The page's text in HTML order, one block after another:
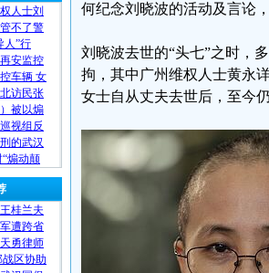
人士刘
不了警
人”行
安监控
车辆 女
访民张
被以煽
视组反
的武汉
煽动颠
桂兰夫
遭跨省
勇律师
区协助
何纪念刘晓波的活动及言论
刘晓波去世的“头七”之时，
拘，其中广州维权人士黄永
女士自从丈夫去世后，至今